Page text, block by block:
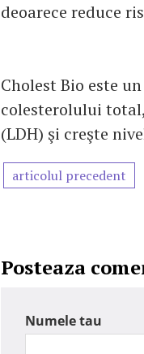
deoarece reduce
Cholest Bio este
colesterolului
(LDH) şi creşte
articolul precedent
Posteaza
Numele tau